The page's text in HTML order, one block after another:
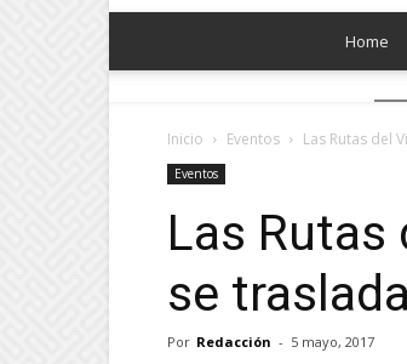
Home
Inicio Eventos Las Rutas del
Eventos
Las Rutas
se
Por Redacción - 5 mayo, 2017